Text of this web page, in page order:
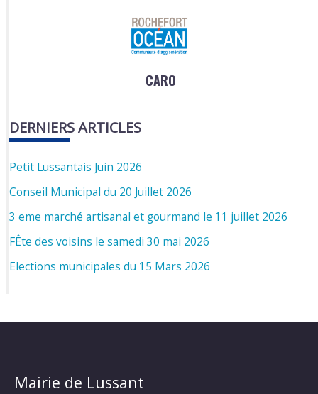
CARO
DERNIERS ARTICLES
Petit Lussantais Juin 2026
Conseil Municipal du 20 Juillet 2026
3 eme marché artisanal et gourmand le 11 juillet 2026
FÊte des voisins le samedi 30 mai 2026
Elections municipales du 15 Mars 2026
Mairie de Lussant